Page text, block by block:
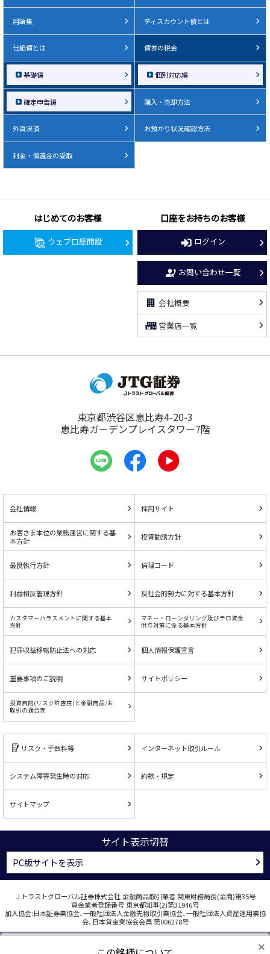
用語集 ディスカウント債とは
仕組債とは 債券の税金
基礎編 個別対応編
確定申告編 購入・売却方法
外貨決済 お預かり状況確認方法
利金・償還金の受取
はじめてのお客様
ウェブ口座開設
口座をお持ちのお客様
ログイン
お問い合わせ一覧
会社概要
営業店一覧
東京都渋谷区恵比寿4-20-3
恵比寿ガーデンプレイスタワー7階
会社情報 採用サイト
お客さま本位の業務運営に関する基
本方針
投資勧誘方針
最良執行方針 倫理コード
利益相反管理方針 反社会的勢力に対する基本方針
カスタマーハラスメントに関する基本
方針
マネー・ローンダリング及びテロ資金
供与対策に係る基本方針
犯罪収益移転防止法への対応 個人情報保護宣言
重要事項のご説明 サイトポリシー
投資目的(リスク許容度)と金融商品/お
取引の適合表
リスク・手数料等 インターネット取引ルール
システム障害発生時の対応 約款・規定
サイトマップ
サイト表示切替
PC版サイトを表示
Ｊトラストグローバル証券株式会社 金融商品取引業者 関東財務局長(金商)第35号
貸金業者登録番号 東京都知事(2)第31946号
加入協会:日本証券業協会､一般社団法人金融先物取引業協会､一般社団法人資産運用業協
会､日本貸金業協会会員 第006278号
COPYRIGHT © J TRUST GLOBAL SECURITIES CO., LTD. ALL RIGHTS RESERVED.
×